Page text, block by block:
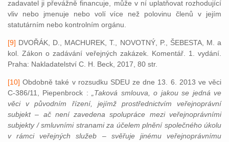
zadavatel ji převážně financuje, může v ní uplatňovat rozhodující
vliv nebo jmenuje nebo volí více než polovinu členů v jejím
statutárním nebo kontrolním orgánu.
[9] DVOŘÁK, D., MACHUREK, T., NOVOTNÝ, P., ŠEBESTA, M. a
kol. Zákon o zadávání veřejných zakázek. Komentář. 1. vydání.
Praha: Nakladatelství C. H. Beck, 2017, 80 str.
[10] Obdobně také v rozsudku SDEU ze dne 13. 6. 2013 ve věci
C-386/11, Piepenbrock :„Taková smlouva, o jakou se jedná ve
věci v původním řízení, jejímž prostřednictvím veřejnoprávní
subjekt – ač není zavedena spolupráce mezi veřejnoprávními
subjekty / smluvními stranami za účelem plnění společného úkolu
v rámci veřejných služeb – svěřuje jinému veřejnoprávnímu